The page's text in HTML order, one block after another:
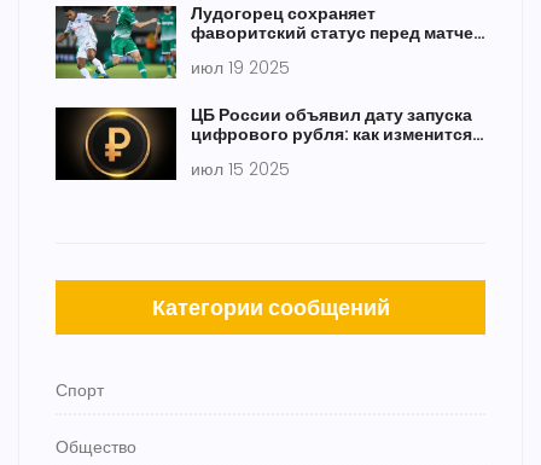
Лудогорец сохраняет
фаворитский статус перед матчем
июл 19 2025
ЦБ России объявил дату запуска
цифрового рубля: как изменится
июл 15 2025
Категории сообщений
Спорт
Общество